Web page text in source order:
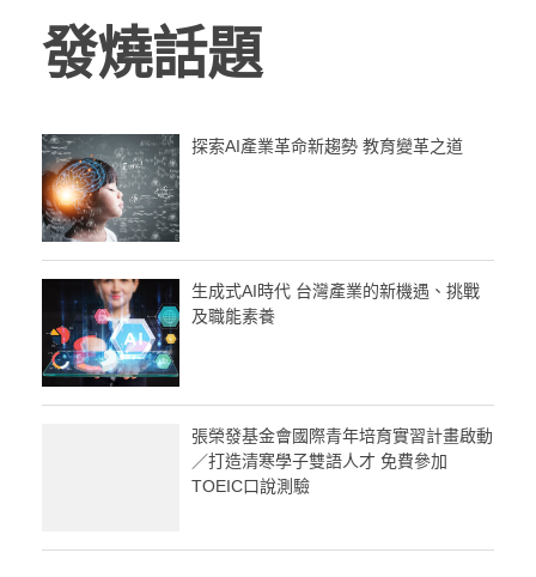
發燒話題
探索AI產業革命新趨勢 教育變革之道
生成式AI時代 台灣產業的新機遇、挑戰
及職能素養
張榮發基金會國際青年培育實習計畫啟動
／打造清寒學子雙語人才 免費參加
TOEIC口說測驗